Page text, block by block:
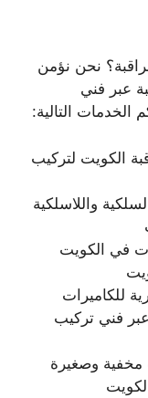
نحن نؤمن
عبر فني
الخدمات التالية:
الكويت لتركيب
واللاسلكية
في الكويت
للكاميرات
فني تركيب
مخفية وصغيرة